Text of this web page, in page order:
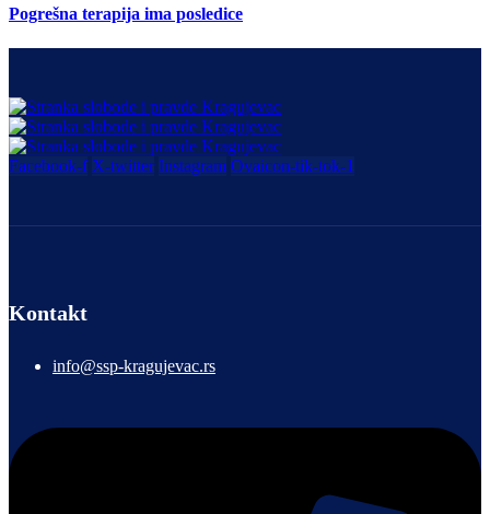
Pogrešna terapija ima posledice
Facebook-f X-twitter Instagram Ovaicon-tik-tok-1
Kontakt
info@ssp-kragujevac.rs